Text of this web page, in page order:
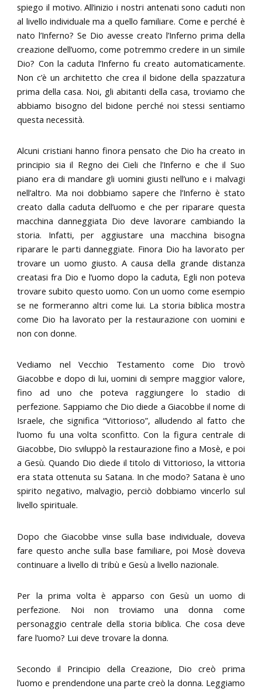
spiego il motivo. All’inizio i nostri antenati sono caduti non
al livello individuale ma a quello familiare. Come e perché è
nato l’Inferno? Se Dio avesse creato l’Inferno prima della
creazione dell’uomo, come potremmo credere in un simile
Dio? Con la caduta l’Inferno fu creato automaticamente.
Non c’è un architetto che crea il bidone della spazzatura
prima della casa. Noi, gli abitanti della casa, troviamo che
abbiamo bisogno del bidone perché noi stessi sentiamo
questa necessità.
Alcuni cristiani hanno finora pensato che Dio ha creato in
principio sia il Regno dei Cieli che l’Inferno e che il Suo
piano era di mandare gli uomini giusti nell’uno e i malvagi
nell’altro. Ma noi dobbiamo sapere che l’Inferno è stato
creato dalla caduta dell’uomo e che per riparare questa
macchina danneggiata Dio deve lavorare cambiando la
storia. Infatti, per aggiustare una macchina bisogna
riparare le parti danneggiate. Finora Dio ha lavorato per
trovare un uomo giusto. A causa della grande distanza
creatasi fra Dio e l’uomo dopo la caduta, Egli non poteva
trovare subito questo uomo. Con un uomo come esempio
se ne formeranno altri come lui. La storia biblica mostra
come Dio ha lavorato per la restaurazione con uomini e
non con donne.
Vediamo nel Vecchio Testamento come Dio trovò
Giacobbe e dopo di lui, uomini di sempre maggior valore,
fino ad uno che poteva raggiungere lo stadio di
perfezione. Sappiamo che Dio diede a Giacobbe il nome di
Israele, che significa “Vittorioso”, alludendo al fatto che
l’uomo fu una volta sconfitto. Con la figura centrale di
Giacobbe, Dio sviluppò la restaurazione fino a Mosè, e poi
a Gesù. Quando Dio diede il titolo di Vittorioso, la vittoria
era stata ottenuta su Satana. In che modo? Satana è uno
spirito negativo, malvagio, perciò dobbiamo vincerlo sul
livello spirituale.
Dopo che Giacobbe vinse sulla base individuale, doveva
fare questo anche sulla base familiare, poi Mosè doveva
continuare a livello di tribù e Gesù a livello nazionale.
Per la prima volta è apparso con Gesù un uomo di
perfezione. Noi non troviamo una donna come
personaggio centrale della storia biblica. Che cosa deve
fare l’uomo? Lui deve trovare la donna.
Secondo il Principio della Creazione, Dio creò prima
l’uomo e prendendone una parte creò la donna. Leggiamo